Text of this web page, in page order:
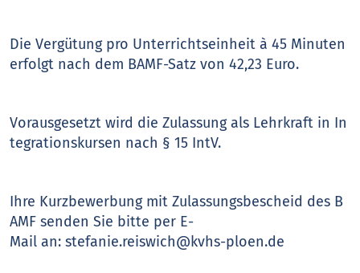
Die Vergütung pro Unterrichtseinheit à 45 Minuten
erfolgt nach dem BAMF-Satz von 42,23 Euro.
Vorausgesetzt wird die Zulassung als Lehrkraft in In
tegrationskursen nach § 15 IntV.
Ihre Kurzbewerbung mit Zulassungsbescheid des B
AMF senden Sie bitte per E-
Mail an: stefanie.reiswich@kvhs-ploen.de